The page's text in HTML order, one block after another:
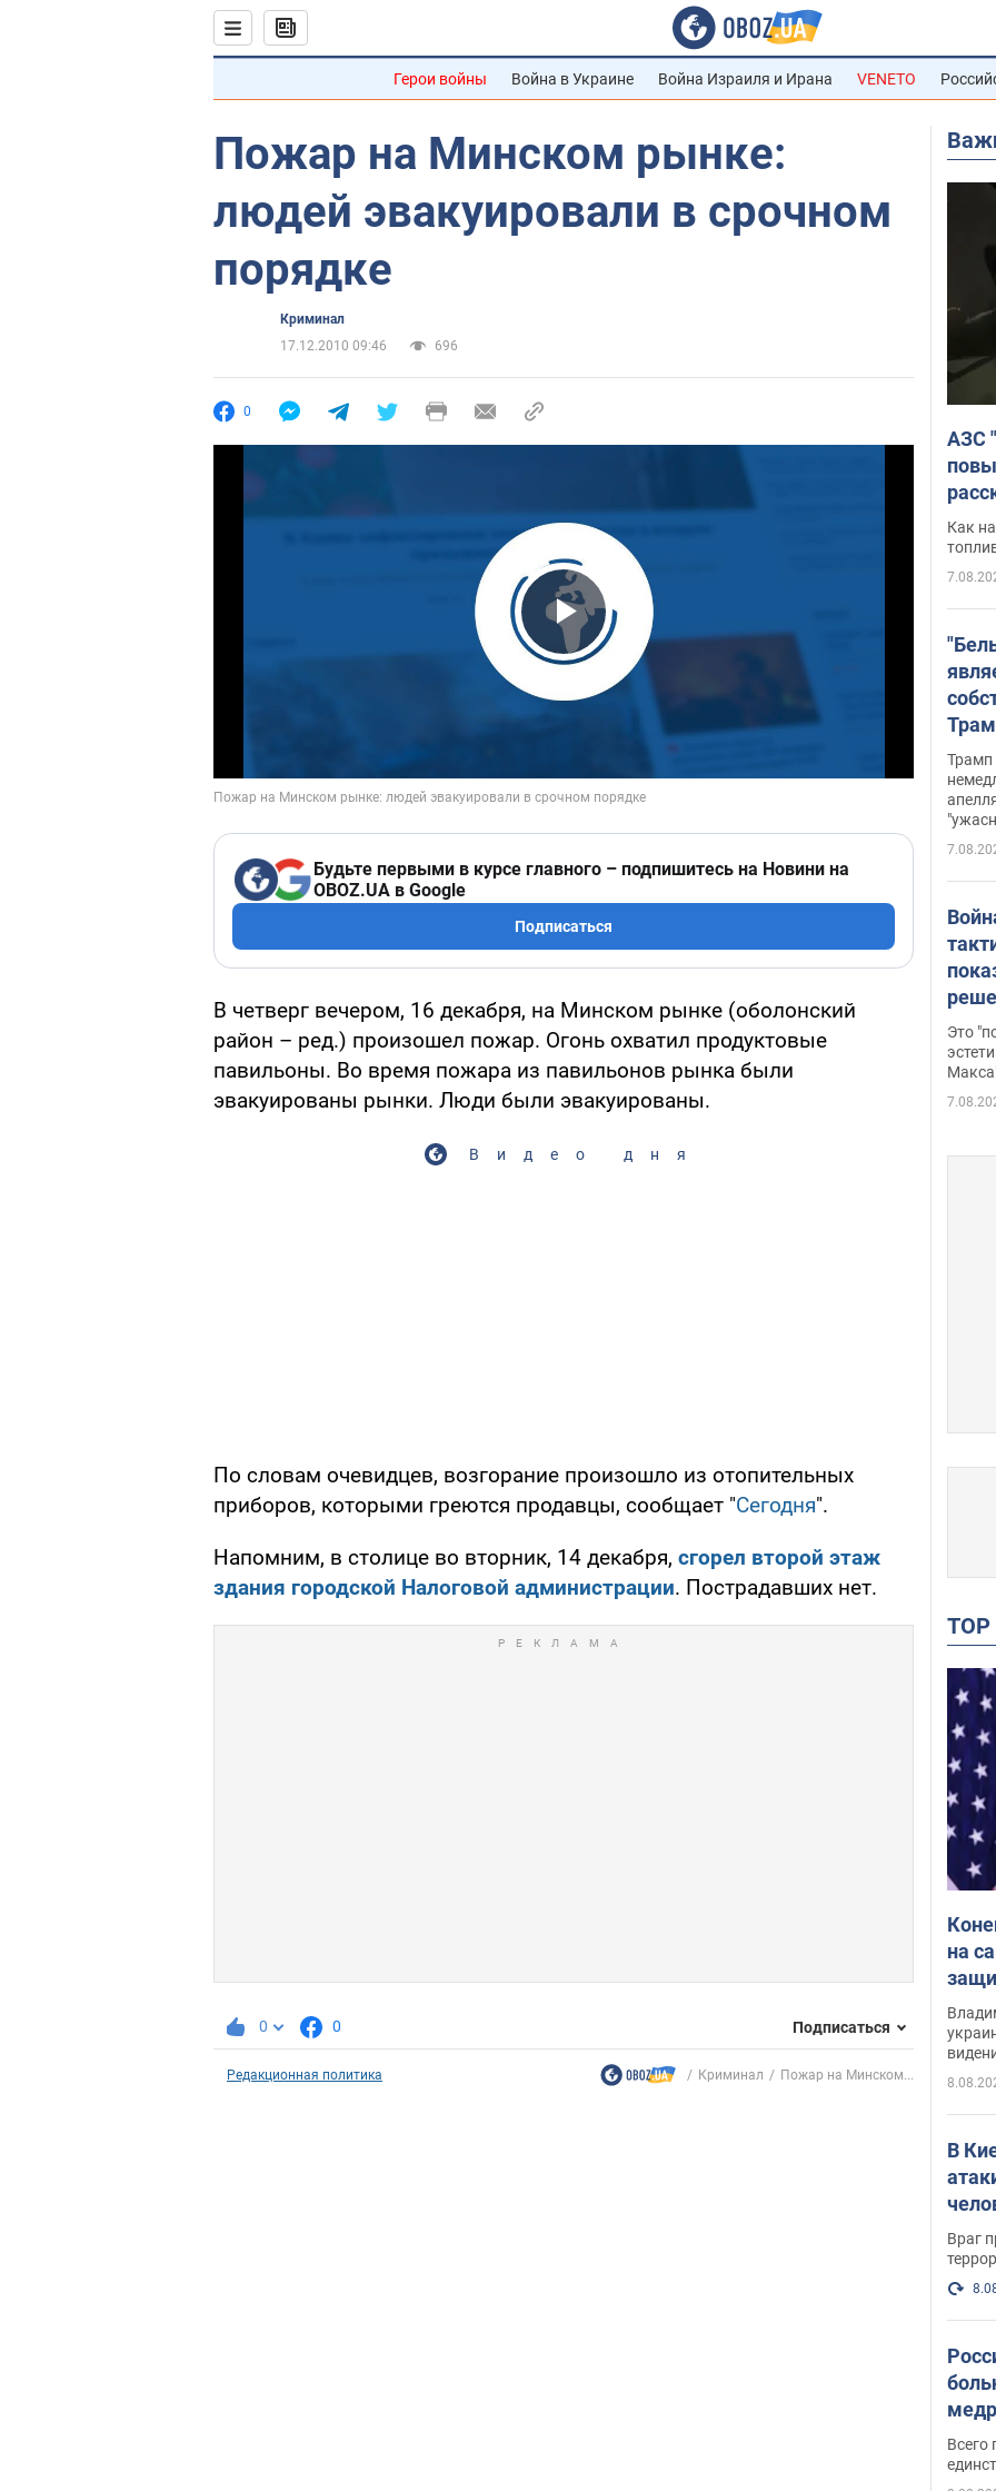
Герои войны Война в Украине Война Израиля и Ирана VENETO
Пожар на Минском рынке:
людей эвакуировали в срочном
порядке
Криминал
17.12.2010 09:46
696
0
Play Video
Будьте первыми в курсе главного – подпишитесь на Новини на
OBOZ.UA в Google
Подписаться
В четверг вечером, 16 декабря, на Минском рынке (оболонский
район – ред.) произошел пожар. Огонь охватил продуктовые
павильоны. Во время пожара из павильонов рынка были
эвакуированы рынки. Люди были эвакуированы.
Видео дня
По словам очевидцев, возгорание произошло из отопительных
приборов, которыми греются продавцы, сообщает "Сегодня".
Напомним, в столице во вторник, 14 декабря, сгорел второй этаж
здания городской Налоговой администрации. Пострадавших нет.
0 0 Подписаться
Редакционная политика Криминал Пожар на Минском...
АЗС
Как
Трамп
Это
на
В
Враг
Всего